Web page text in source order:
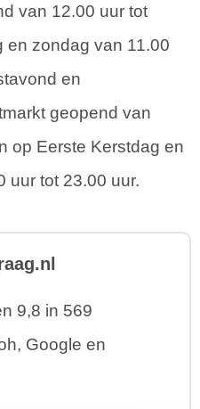
van 12.00 uur tot
en zondag van 11.00
en
geopend van
op Eerste Kerstdag en
uur tot 23.00 uur.
9,8 in 569
Google en